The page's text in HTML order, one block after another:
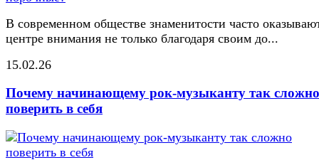
В современном обществе знаменитости часто
центре внимания не только благодаря своим до...
15.02.26
Почему начинающему рок-музыканту так сложно
поверить в себя